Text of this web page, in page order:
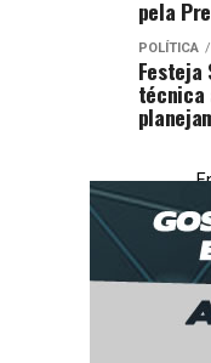
pela
POLÍTICA
técnica